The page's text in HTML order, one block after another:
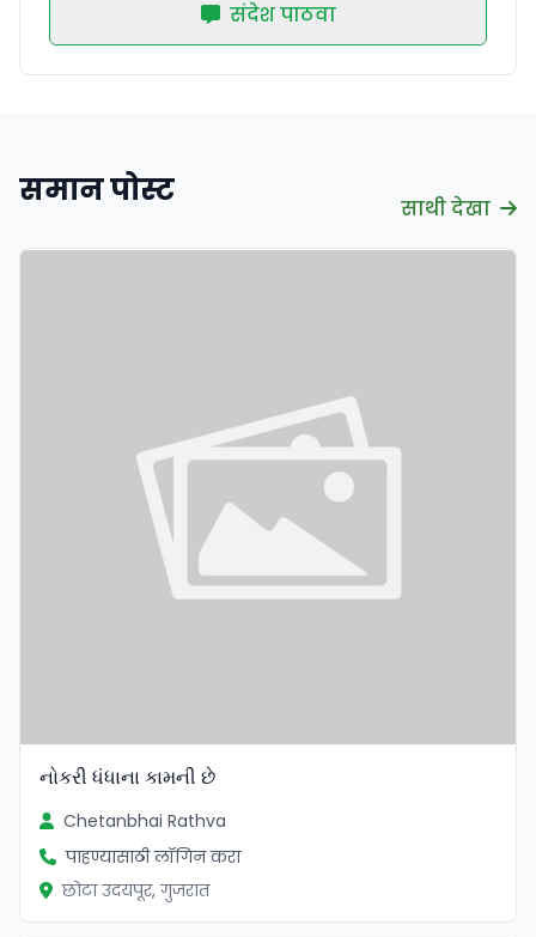
संदेश पाठवा
समान पोस्ट साथी देखा
નોકરી ધંધાના કામની છે
Chetanbhai Rathva
पाहण्यासाठी लॉगिन करा
छोटा उदयपूर, गुजरात